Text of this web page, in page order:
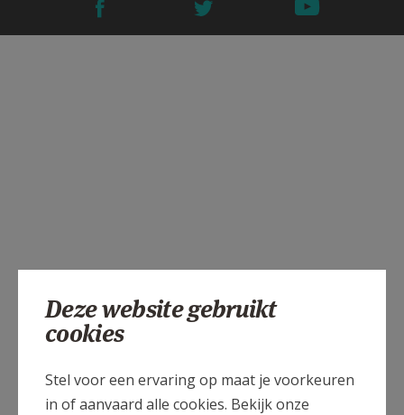
Deze website gebruikt
cookies
Stel voor een ervaring op maat je voorkeuren
in of aanvaard alle cookies. Bekijk onze